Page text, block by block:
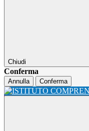
Chiudi
Conferma
Annulla Conferma